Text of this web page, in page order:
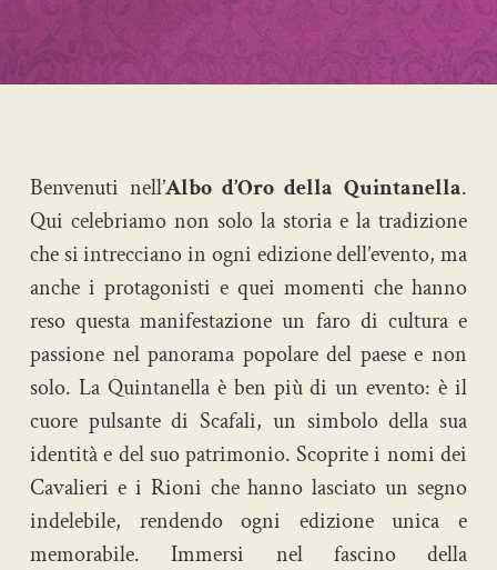
Benvenuti nell’Albo d’Oro della Quintanella.
Qui celebriamo non solo la storia e la tradizione
che si intrecciano in ogni edizione dell’evento, ma
anche i protagonisti e quei momenti che hanno
reso questa manifestazione un faro di cultura e
passione nel panorama popolare del paese e non
solo. La Quintanella è ben più di un evento: è il
cuore pulsante di Scafali, un simbolo della sua
identità e del suo patrimonio. Scoprite i nomi dei
Cavalieri e i Rioni che hanno lasciato un segno
indelebile, rendendo ogni edizione unica e
memorabile. Immersi nel fascino della